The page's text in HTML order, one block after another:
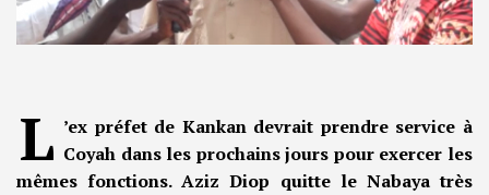
L ’ex préfet de Kankan devrait prendre service à
Coyah dans les prochains jours pour exercer les
mêmes fonctions. Aziz Diop quitte le Nabaya très